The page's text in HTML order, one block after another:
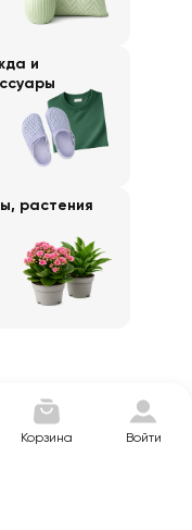
и
растения
Корзина Войти